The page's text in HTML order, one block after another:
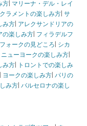
方| マリーナ・デル・レイ
ラメントの楽しみ方| サ
み方| アレクサンドリアの
の楽しみ方| フィラデルフ
ォークの見どころ| シカ
ニューヨークの楽しみ方|
み方| トロントでの楽しみ
| ヨークの楽しみ方| パリの
み方| バルセロナの楽し